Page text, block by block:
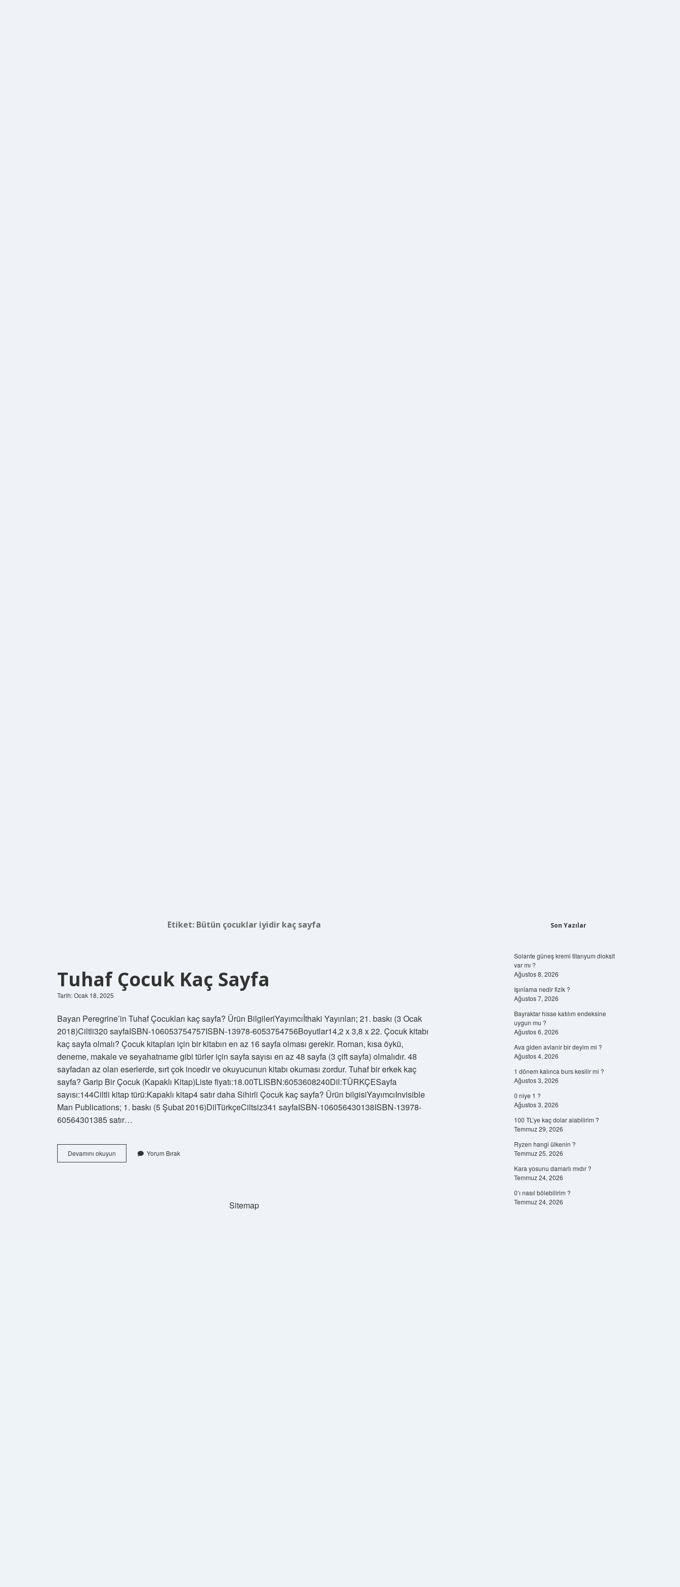
Etiket: Bütün çocuklar iyidir kaç sayfa
Tuhaf Çocuk Kaç Sayfa
Tarih: Ocak 18, 2025
Bayan Peregrine’in Tuhaf Çocukları kaç sayfa? Ürün BilgileriYayımcı‎İthaki Yayınları; 21. baskı (3 Ocak
2018)Ciltli‎320 sayfaISBN-10‎6053754757ISBN-13‎978-6053754756Boyutlar‎14,2 x 3,8 x 22. Çocuk kitabı
kaç sayfa olmalı? Çocuk kitapları için bir kitabın en az 16 sayfa olması gerekir. Roman, kısa öykü,
deneme, makale ve seyahatname gibi türler için sayfa sayısı en az 48 sayfa (3 çift sayfa) olmalıdır. 48
sayfadan az olan eserlerde, sırt çok incedir ve okuyucunun kitabı okuması zordur. Tuhaf bir erkek kaç
sayfa? Garip Bir Çocuk (Kapaklı Kitap)Liste fiyatı:18.00TLISBN:6053608240Dil:TÜRKÇESayfa
sayısı:144Ciltli kitap türü:Kapaklı kitap4 satır daha Sihirli Çocuk kaç sayfa? Ürün bilgisiYayımcı‎Invisible
Man Publications; 1. baskı (5 Şubat 2016)Dil‎TürkçeCiltsiz‎341 sayfaISBN-10‎6056430138ISBN-13‎978-
60564301385 satır…
Devamını okuyun
Çocuk
Yorum Bırak
Sitemap
Son Yazılar
Solante güneş kremi titanyum dioksit
var mı ?
Ağustos 8, 2026
Işınlama nedir fizik ?
Ağustos 7, 2026
Bayraktar hisse katılım endeksine
uygun mu ?
Ağustos 6, 2026
Ava giden avlanir bir deyim mi ?
Ağustos 4, 2026
1 dönem kalınca burs kesilir mi ?
Ağustos 3, 2026
0 niye 1 ?
Ağustos 3, 2026
100 TL’ye kaç dolar alabilirim ?
Temmuz 29, 2026
Ryzen hangi ülkenin ?
Temmuz 25, 2026
Kara yosunu damarlı mıdır ?
Temmuz 24, 2026
0’ı nasıl bölebilirim ?
Temmuz 24, 2026